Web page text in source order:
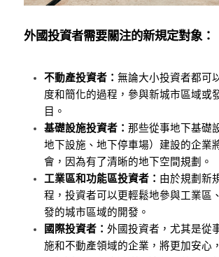
外國投資者需要關注的新規定對象：
不動產投資者：無論大小投資者都可
度和簡化的過程，參與新城市區域或
目。
基礎設施投資者：那些從事地下基礎
地下設施、地下停車場）建設的企業
會，因為有了清晰的地下空間規劃。
工業區和功能區投資者： 由於規劃新
程，投資者可以更輕鬆地參與工業區
發的城市區域的開發。
國際投資者：外國投資者，尤其是從
施和不動產領域的企業，將更加安心